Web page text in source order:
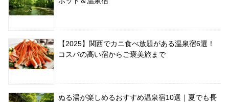
【2025】関西でカニ食べ放題がある温泉宿6選！
コスパの高い宿からご褒美旅まで
ぬる湯が楽しめるおすすめ温泉宿10選｜夏でも長